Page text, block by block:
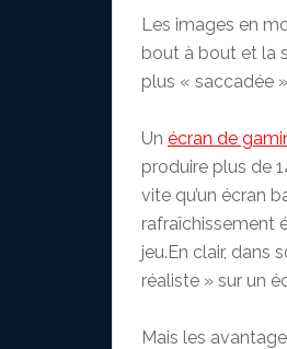
Les images en
bout à bout et la
plus « saccadée
Un écran de
produire plus de
vite qu’un écran
rafraîchissement
jeu.En clair, dans
réaliste » sur un
Mais les